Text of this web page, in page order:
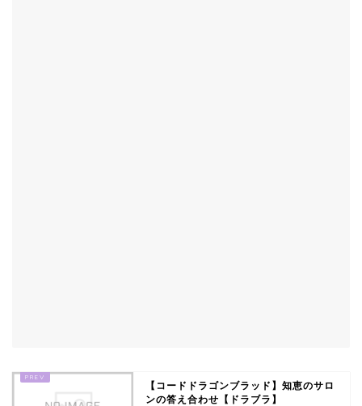
【コードドラゴンブラッド】知恵のサロ
ンの答え合わせ【ドラブラ】